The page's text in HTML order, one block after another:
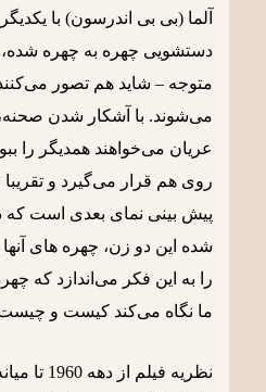
آلما (بی بی اندرسون) با
دستشویی چهره به چهره شده،
متوجه – شاید هم تصور
می‌شوند. با آشکار شدن
عریان می‌خواهند همدیگر را
روی هم قرار می‌گیرد و
پیش بینی نمای بعدی است که
شده این دو زن، چهره های
را به این فکر می‌اندازد که
ما نگاه می‌کند کیست و